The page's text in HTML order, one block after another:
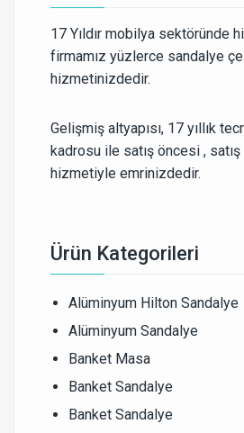
17 Yıldır mobilya sektöründe
firmamız yüzlerce sandalye
hizmetinizdedir.
Gelişmiş altyapısı, 17 yıllık
kadrosu ile satış öncesi , satış
hizmetiyle emrinizdedir.
Ürün Kategorileri
Alüminyum Hilton Sandalye
Alüminyum Sandalye
Banket Masa
Banket Sandalye
Banket Sandalye